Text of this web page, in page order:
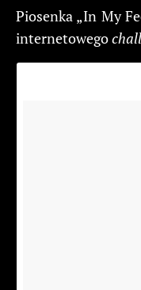
Piosenka „In My
internetowego